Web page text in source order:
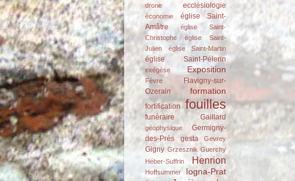
drone
ecclésiologie
économie
église Saint-
Amâtre
église Saint-
Christophe
église Saint-
Julien
église Saint-Martin
église Saint-Pélerin
exégèse Exposition
Fèvre
Flavigny-sur-
Ozerain
formation
fortification fouilles
funéraire Gaillard
géophysique
Germigny-
des-Prés
gesta Gevrey
Gigny Grzesznik Guerchy
Héber-Suffrin
Henrion
Hoffsummer Iogna-Prat